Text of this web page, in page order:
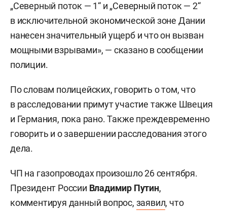
„Северный поток — 1“ и „Северный поток — 2“
в исключительной экономической зоне Дании
нанесен значительный ущерб и что он вызван
мощными взрывами», — сказано в сообщении
полиции.
По словам полицейских, говорить о том, что
в расследовании примут участие также Швеция
и Германия, пока рано. Также преждевременно
говорить и о завершении расследования этого
дела.
ЧП на газопроводах произошло 26 сентября.
Президент России Владимир Путин,
комментируя данный вопрос, заявил, что